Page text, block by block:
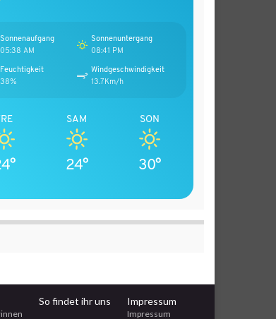
Sonnenaufgang
05:38 AM
Sonnenuntergang
08:41 PM
Feuchtigkeit
38%
Windgeschwindigkeit
13.7Km/h
SAM
24°
SON
30°
So findet ihr uns Impressum
Impressum